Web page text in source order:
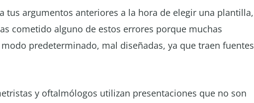
tus argumentos anteriores a la hora de elegir una plantilla,
cometido alguno de estos errores porque muchas
predeterminado, mal diseñadas, ya que traen fuentes
y oftalmólogos utilizan presentaciones que no son